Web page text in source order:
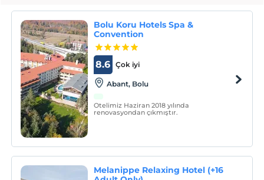
Bolu Koru Hotels Spa &
Convention
Çok iyi
8.6
Abant, Bolu
Otelimiz Haziran 2018 yılında
renovasyondan çıkmıştır.
Melanippe Relaxing Hotel (+16